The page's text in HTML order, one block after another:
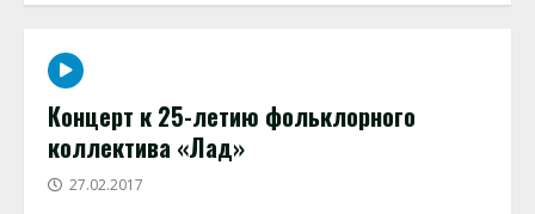
Концерт к 25-летию фольклорного
коллектива «Лад»
27.02.2017